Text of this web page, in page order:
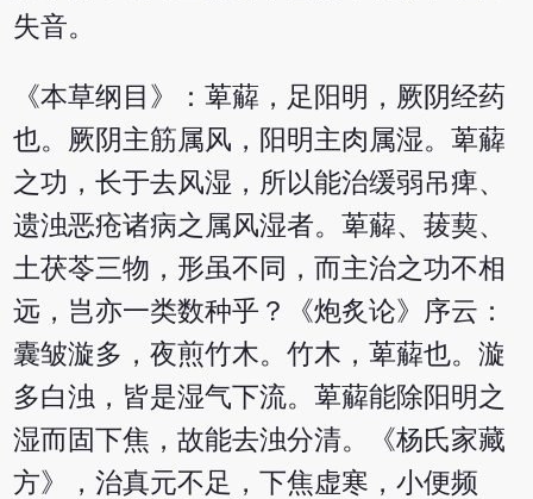
失音。
《本草纲目》：萆薢，足阳明，厥阴经药
也。厥阴主筋属风，阳明主肉属湿。萆薢
之功，长于去风湿，所以能治缓弱吊痺、
遗浊恶疮诸病之属风湿者。萆薢、菝葜、
土茯苓三物，形虽不同，而主治之功不相
远，岂亦一类数种乎？《炮炙论》序云：
囊皱漩多，夜煎竹木。竹木，萆薢也。漩
多白浊，皆是湿气下流。萆薢能除阳明之
湿而固下焦，故能去浊分清。《杨氏家藏
方》，治真元不足，下焦虚寒，小便频